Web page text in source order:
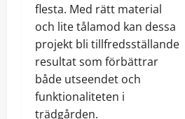
flesta. Med rätt material
och lite tålamod kan dessa
projekt bli tillfredsställande
resultat som förbättrar
både utseendet och
funktionaliteten i
trädgården.